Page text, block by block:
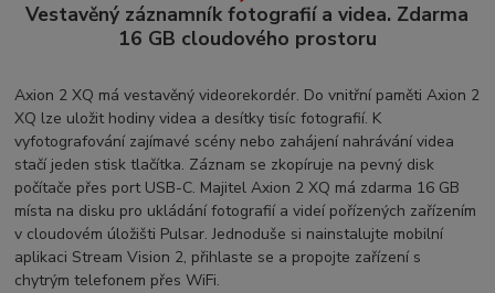
Vestavěný záznamník fotografií a videa. Zdarma
16 GB cloudového prostoru
Axion 2 XQ má vestavěný videorekordér. Do vnitřní paměti Axion 2
XQ lze uložit hodiny videa a desítky tisíc fotografií. K
vyfotografování zajímavé scény nebo zahájení nahrávání videa
stačí jeden stisk tlačítka. Záznam se zkopíruje na pevný disk
počítače přes port USB-C. Majitel Axion 2 XQ má zdarma 16 GB
místa na disku pro ukládání fotografií a videí pořízených zařízením
v cloudovém úložišti Pulsar. Jednoduše si nainstalujte mobilní
aplikaci Stream Vision 2, přihlaste se a propojte zařízení s
chytrým telefonem přes WiFi.